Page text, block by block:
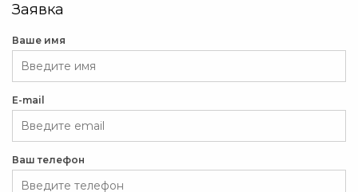
Заявка
Ваше имя
E-mail
Ваш телефон